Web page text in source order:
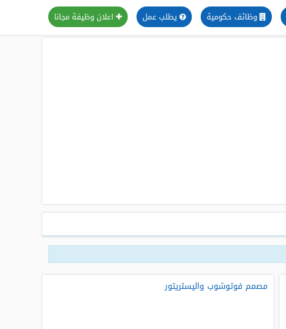
اعلان وظيفة مجانا يطلب عمل وظائف حكومية
مصمم فوتوشوب واليستريتور